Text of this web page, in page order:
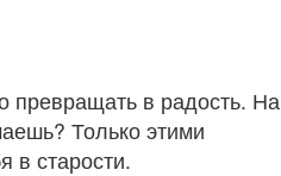
превращать в радость. На
Только этими
в старости.